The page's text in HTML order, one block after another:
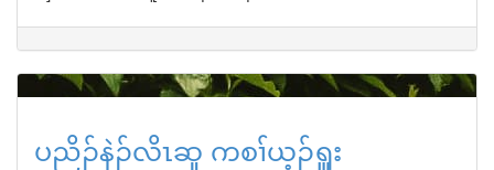
ပညိၣ်နဲၣ်လိၤဆူ ကစၢ်ယ့ၣ်ရှူး